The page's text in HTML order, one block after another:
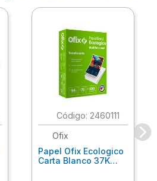
: 2460111
Ofix
Papel Ofix Ecologico
Carta Blanco 37K